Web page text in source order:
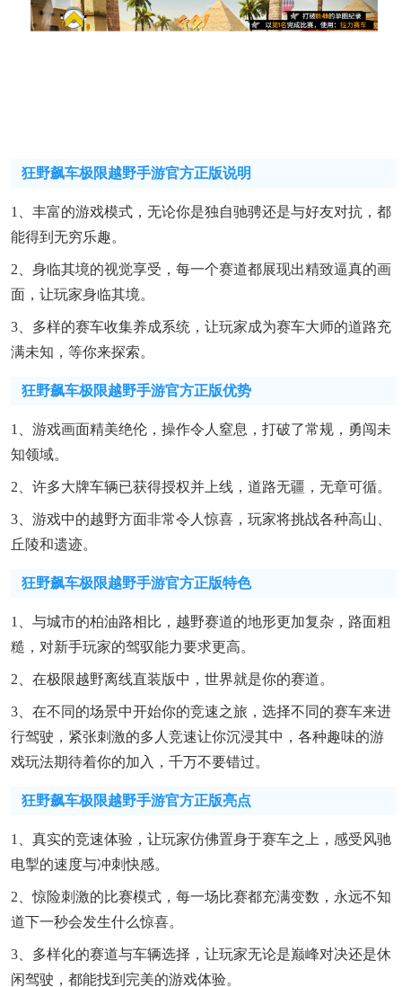
狂野飙车极限越野手游官方正版说明
1、丰富的游戏模式，无论你是独自驰骋还是与好友对抗，都
能得到无穷乐趣。
2、身临其境的视觉享受，每一个赛道都展现出精致逼真的画
面，让玩家身临其境。
3、多样的赛车收集养成系统，让玩家成为赛车大师的道路充
满未知，等你来探索。
狂野飙车极限越野手游官方正版优势
1、游戏画面精美绝伦，操作令人窒息，打破了常规，勇闯未
知领域。
2、许多大牌车辆已获得授权并上线，道路无疆，无章可循。
3、游戏中的越野方面非常令人惊喜，玩家将挑战各种高山、
丘陵和遗迹。
狂野飙车极限越野手游官方正版特色
1、与城市的柏油路相比，越野赛道的地形更加复杂，路面粗
糙，对新手玩家的驾驭能力要求更高。
2、在极限越野离线直装版中，世界就是你的赛道。
3、在不同的场景中开始你的竞速之旅，选择不同的赛车来进
行驾驶，紧张刺激的多人竞速让你沉浸其中，各种趣味的游
戏玩法期待着你的加入，千万不要错过。
狂野飙车极限越野手游官方正版亮点
1、真实的竞速体验，让玩家仿佛置身于赛车之上，感受风驰
电掣的速度与冲刺快感。
2、惊险刺激的比赛模式，每一场比赛都充满变数，永远不知
道下一秒会发生什么惊喜。
3、多样化的赛道与车辆选择，让玩家无论是巅峰对决还是休
闲驾驶，都能找到完美的游戏体验。